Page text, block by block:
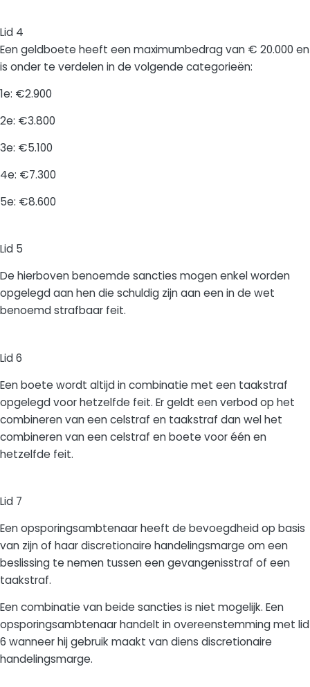
Lid 4
Een geldboete heeft een maximumbedrag van € 20.000 en
is onder te verdelen in de volgende categorieën:
1e: €2.900
2e: €3.800
3e: €5.100
4e: €7.300
5e: €8.600
Lid 5
De hierboven benoemde sancties mogen enkel worden
opgelegd aan hen die schuldig zijn aan een in de wet
benoemd strafbaar feit.
Lid 6
Een boete wordt altijd in combinatie met een taakstraf
opgelegd voor hetzelfde feit. Er geldt een verbod op het
combineren van een celstraf en taakstraf dan wel het
combineren van een celstraf en boete voor één en
hetzelfde feit.
Lid 7
Een opsporingsambtenaar heeft de bevoegdheid op basis
van zijn of haar discretionaire handelingsmarge om een
beslissing te nemen tussen een gevangenisstraf of een
taakstraf.
Een combinatie van beide sancties is niet mogelijk. Een
opsporingsambtenaar handelt in overeenstemming met lid
6 wanneer hij gebruik maakt van diens discretionaire
handelingsmarge.